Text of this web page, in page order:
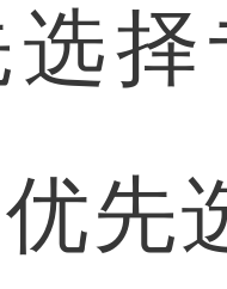
选
先